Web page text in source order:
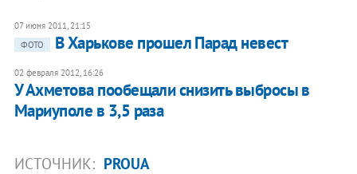
07 июня 2011, 21:15
ФОТО
В Харькове прошел Парад невест
02 февраля 2012, 16:26
У Ахметова пообещали снизить выбросы в
Мариуполе в 3,5 раза
ИСТОЧНИК: PROUA